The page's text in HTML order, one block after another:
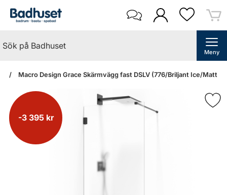
Meny
Macro Design Grace Skärmvägg fast DSLV (776/Briljant Ice/Matt
-3 395 kr